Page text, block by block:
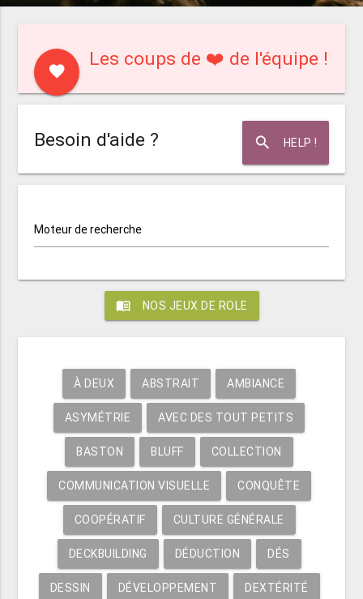
favorite
Les coups de ❤️ de l'équipe !
search HELP !
Besoin d'aide ?
Moteur de recherche
menu_book NOS JEUX DE ROLE
À DEUX ABSTRAIT AMBIANCE
ASYMÉTRIE AVEC DES TOUT PETITS
BASTON BLUFF COLLECTION
COMMUNICATION VISUELLE CONQUÊTE
COOPÉRATIF CULTURE GÉNÉRALE
DECKBUILDING DÉDUCTION DÉS
DESSIN DÉVELOPPEMENT DEXTÉRITÉ